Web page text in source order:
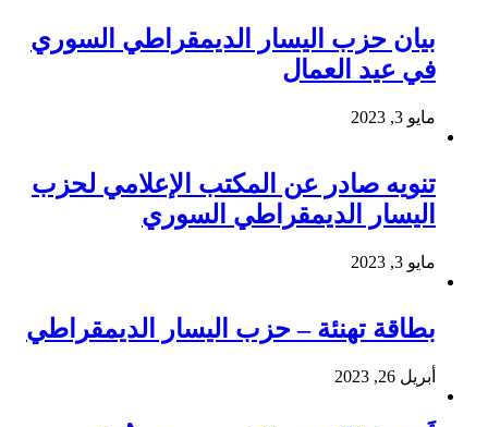
بيان حزب اليسار الديمقراطي السوري
في عيد العمال
مايو 3, 2023
تنويه صادر عن المكتب الإعلامي لحزب
اليسار الديمقراطي السوري
مايو 3, 2023
بطاقة تهنئة – حزب اليسار الديمقراطي
أبريل 26, 2023